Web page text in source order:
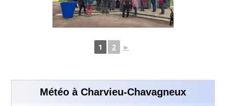
1 2 ►
Météo à Charvieu-Chavagneux